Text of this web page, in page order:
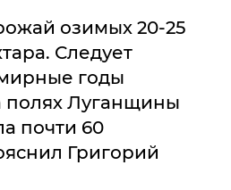
озимых 20-25
Следует
годы
полях Луганщины
почти 60
Григорий